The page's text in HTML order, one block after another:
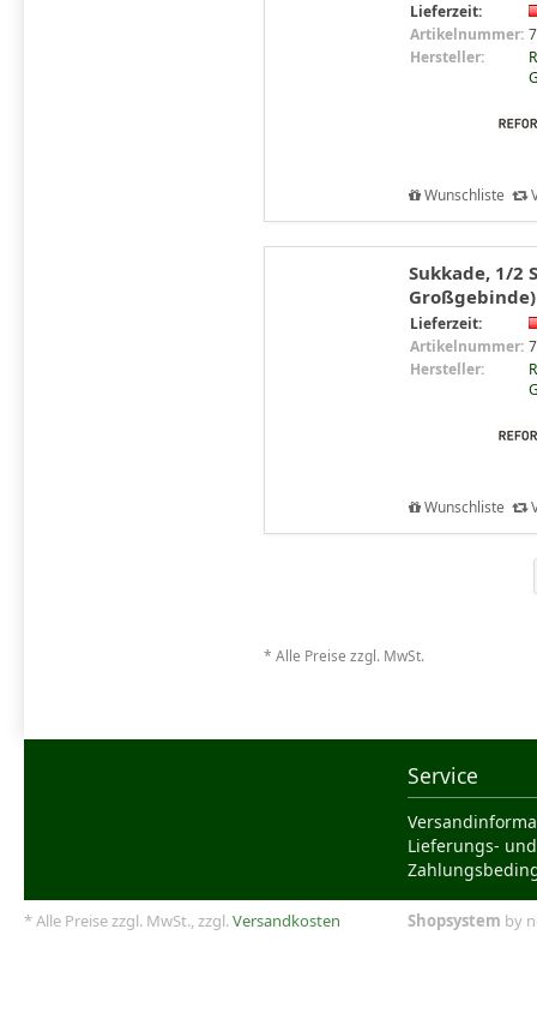
Lieferzeit:
Artikelnummer:
Hersteller:
Wunschliste
Sukkade, 1/2
Großgebinde)
Lieferzeit:
Artikelnummer:
Hersteller:
Wunschliste
* Alle Preise zzgl. MwSt.
Service
Lieferungs- und
* Alle Preise zzgl. MwSt., zzgl.Versandkosten Shopsystem by